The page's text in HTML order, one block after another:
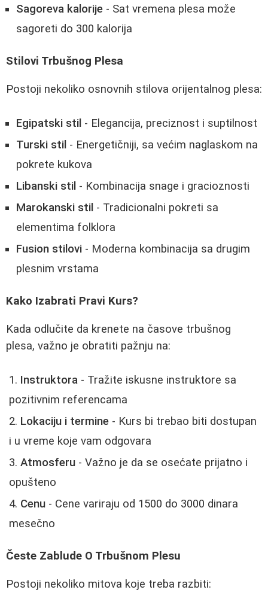
Sagoreva kalorije - Sat vremena plesa može
sagoreti do 300 kalorija
Stilovi Trbušnog Plesa
Postoji nekoliko osnovnih stilova orijentalnog plesa:
Egipatski stil - Elegancija, preciznost i suptilnost
Turski stil - Energetičniji, sa većim naglaskom na
pokrete kukova
Libanski stil - Kombinacija snage i gracioznosti
Marokanski stil - Tradicionalni pokreti sa
elementima folklora
Fusion stilovi - Moderna kombinacija sa drugim
plesnim vrstama
Kako Izabrati Pravi Kurs?
Kada odlučite da krenete na časove trbušnog
plesa, važno je obratiti pažnju na:
Instruktora - Tražite iskusne instruktore sa
pozitivnim referencama
Lokaciju i termine - Kurs bi trebao biti dostupan
i u vreme koje vam odgovara
Atmosferu - Važno je da se osećate prijatno i
opušteno
Cenu - Cene variraju od 1500 do 3000 dinara
mesečno
Česte Zablude O Trbušnom Plesu
Postoji nekoliko mitova koje treba razbiti: